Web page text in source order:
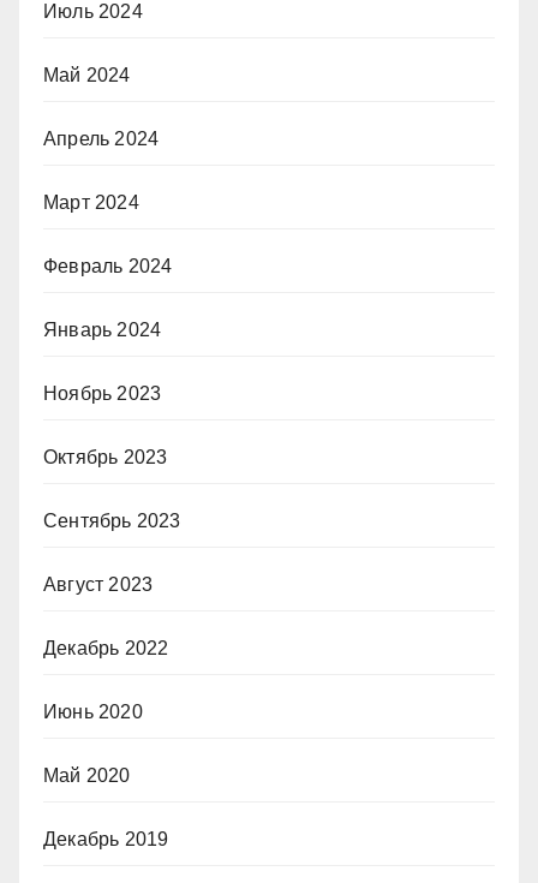
Июль 2024
Май 2024
Апрель 2024
Март 2024
Февраль 2024
Январь 2024
Ноябрь 2023
Октябрь 2023
Сентябрь 2023
Август 2023
Декабрь 2022
Июнь 2020
Май 2020
Декабрь 2019